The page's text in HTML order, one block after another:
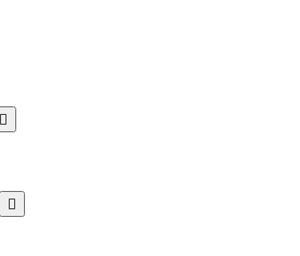

